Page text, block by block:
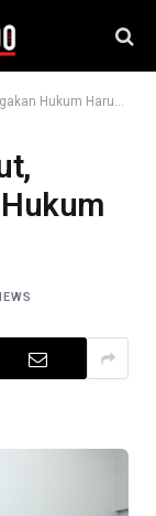
Harus Terus Dijaga